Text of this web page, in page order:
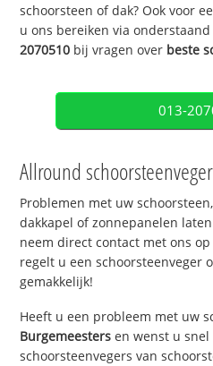
schoorsteen of dak? Ook voor
u ons bereiken via
2070510 bij vragen over beste
013-
Allround schoorsteenveger
Problemen met uw
dakkapel of zonnepanelen
neem direct contact met ons op
regelt u een schoorsteenveger
gemakkelijk!
Heeft u een probleem met uw
Burgemeesters en wenst u
schoorsteenvegers van